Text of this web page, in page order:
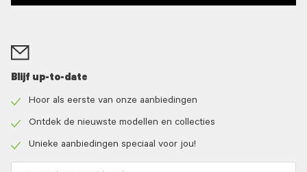
Blijf up-to-date
icon
Hoor als eerste van onze aanbiedingen
icon
Ontdek de nieuwste modellen en collecties
Unieke aanbiedingen speciaal voor jou!